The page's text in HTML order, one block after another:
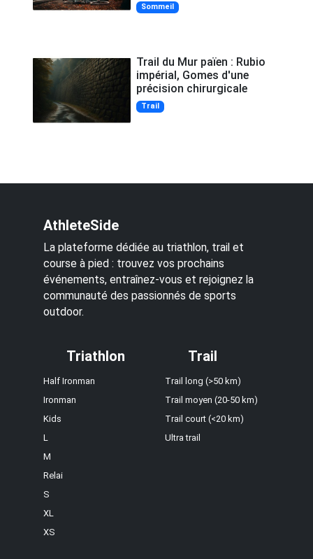
Sommeil
Trail du Mur païen : Rubio
impérial, Gomes d'une
précision chirurgicale
Trail
AthleteSide
La plateforme dédiée au triathlon, trail et
course à pied : trouvez vos prochains
événements, entraînez-vous et rejoignez la
communauté des passionnés de sports
outdoor.
Triathlon
Half Ironman
Ironman
Kids
L
M
Relai
S
XL
XS
Trail
Trail long (>50 km)
Trail moyen (20-50 km)
Trail court (<20 km)
Ultra trail